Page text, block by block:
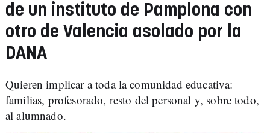
de un instituto de Pamplona con
otro de Valencia asolado por la
DANA
Quieren implicar a toda la comunidad educativa:
familias, profesorado, resto del personal y, sobre todo,
al alumnado.